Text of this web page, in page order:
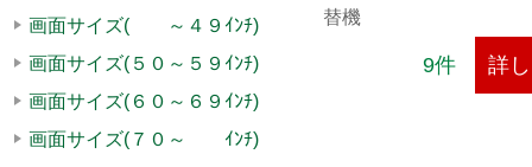
替機
9件 詳
画面サイズ( ～４９ｲﾝﾁ)
画面サイズ(５０～５９ｲﾝﾁ)
画面サイズ(６０～６９ｲﾝﾁ)
画面サイズ(７０～ ｲﾝﾁ)